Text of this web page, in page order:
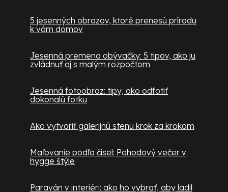
5 jesenných obrazov, ktoré prenesú prírodu
k vám domov
Jesenná premena obývačky: 5 tipov, ako ju
zvládnuť aj s malým rozpočtom
Jesenná fotoobraz: tipy, ako odfotiť
dokonalú fotku
Ako vytvoriť galerijnú stenu krok za krokom
Maľovanie podľa čísel: Pohodový večer v
hygge štýle
Paraván v interiéri: ako ho vybrať, aby ladil